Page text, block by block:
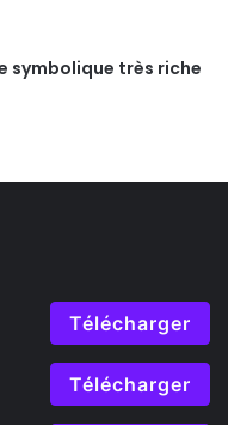
symbolique très riche
Télécharger
Télécharger